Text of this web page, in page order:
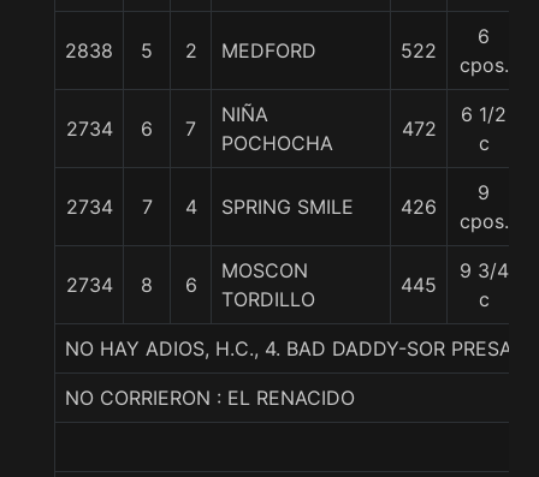
2838 5 2 MEDFORD 522
6
cpos.
2734 6 7
NIÑA
POCHOCHA
472
6 1/2
c
2734 7 4 SPRING SMILE 426
9
cpos.
2734 8 6
MOSCON
TORDILLO
445
9 3/4
c
NO HAY ADIOS, H.C., 4. BAD DADDY-SOR PRESA-
NO CORRIERON : EL RENACIDO